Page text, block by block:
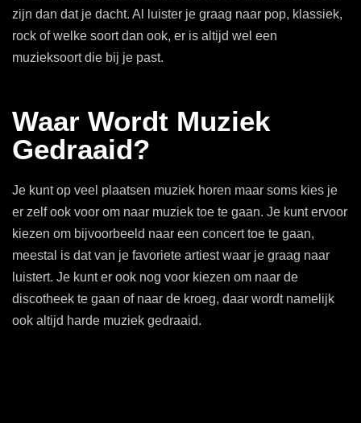
zijn dan dat je dacht. Al luister je graag naar pop, klassiek,
rock of welke soort dan ook, er is altijd wel een
muzieksoort die bij je past.
Waar Wordt Muziek
Gedraaid?
Je kunt op veel plaatsen muziek horen maar soms kies je
er zelf ook voor om naar muziek toe te gaan. Je kunt ervoor
kiezen om bijvoorbeeld naar een concert toe te gaan,
meestal is dat van je favoriete artiest waar je graag naar
luistert. Je kunt er ook nog voor kiezen om naar de
discotheek te gaan of naar de kroeg, daar wordt namelijk
ook altijd harde muziek gedraaid.